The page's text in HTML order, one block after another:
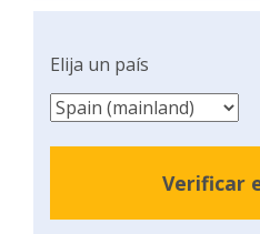
Elija un país
Verificar